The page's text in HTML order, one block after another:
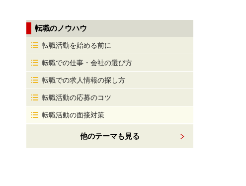
転職のノウハウ
転職活動を始める前に
転職での仕事・会社の選び方
転職での求人情報の探し方
転職活動の応募のコツ
転職活動の面接対策
他のテーマも見る